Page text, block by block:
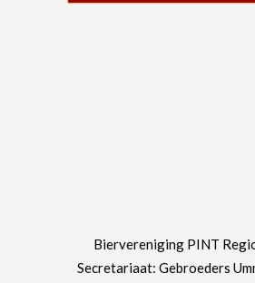
Biervereniging PINT
Secretariaat: Gebroeders